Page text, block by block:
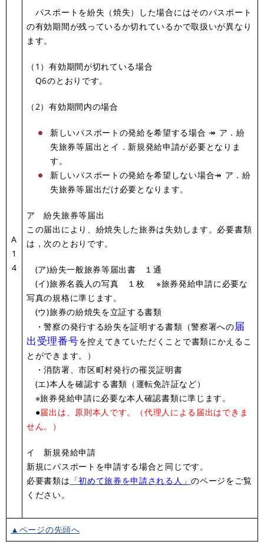
A
1
4
パスポートを紛失（焼失）した場合にはそのパスポート
の有効期間が残っているか切れているかで取扱いが異なり
ます。
（1）有効期間が切れている場合
Q6のとおりです。
（2）有効期間内の場合
新しいパスポートの発給を希望する場合 ↠ ア．紛
失旅券等届出とイ．新規発給申請が必要となりま
す。
新しいパスポートの発給を希望しない場合↠ ア．紛
失旅券等届出だけ必要となります。
ア 紛失旅券等届出
この届出により、紛焼失した旅券は失効します。必要書類
は，次のとおりです。
(ア)紛失一般旅券等届出書 １通
(イ)旅券名義人の写真 １枚 ※旅券発給申請に必要な
写真の規格に準じます。
(ウ)旅券の紛焼失を立証する書類
・警察の発行する紛失を証明する書類（警察署への届
出受理番号を控えてきていただくことで書類にかえるこ
とができます。）
・消防署、市区町村発行の罹災証明書
(エ)本人を確認する書類（運転免許証など）
※旅券発給申請に必要な本人確認書類に準じます。
●届出は、原則本人です。（代理人による届出はできま
せん。）
イ 新規発給申請
新規にパスポートを申請する場合と同じです。
必要書類は 「初めて旅券を申請される人」のページをご覧
ください。
▲ページの先頭へ